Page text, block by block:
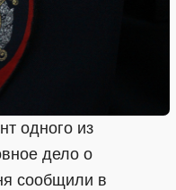
одного из
дело о
сообщили в